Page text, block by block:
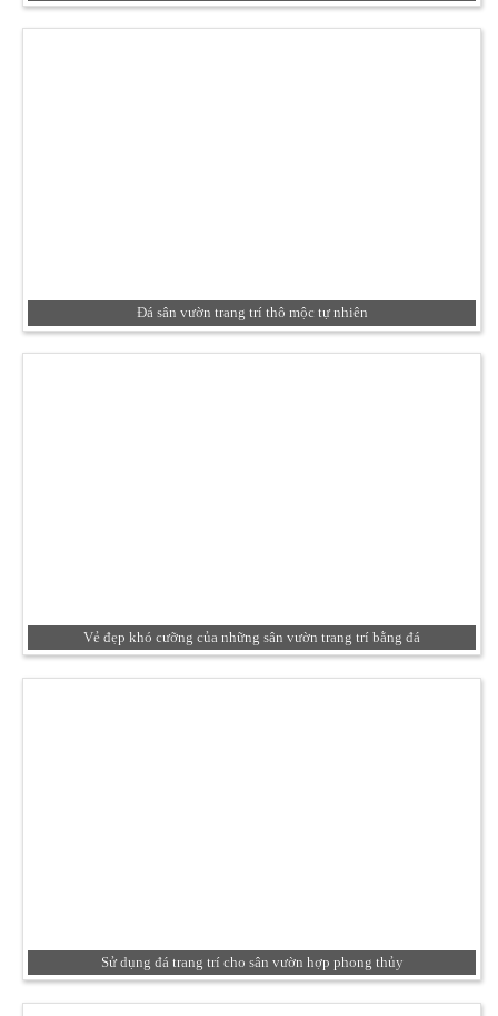
Đá sân vườn trang trí thô mộc tự nhiên
Vẻ đẹp khó cưỡng của những sân vườn trang trí bằng đá
Sử dụng đá trang trí cho sân vườn hợp phong thủy